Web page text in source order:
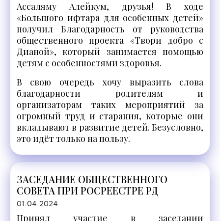
Ассаляму Алейкум, друзья! В ходе
«Большого ифтара для особенных детей»
получил Благодарность от руководства
общественного проекта «Твори добро с
Дианой», который занимается помощью
детям с особенностями здоровья.
В свою очередь хочу выразить слова
благодарности родителям и
организаторам таких мероприятий за
огромный труд и старания, которые они
вкладывают в развитие детей. Безусловно,
это идёт только на пользу.
ЗАСЕДАНИЕ ОБЩЕСТВЕННОГО
СОВЕТА ПРИ РОСРЕЕСТРЕ РД
01.04.2024
Принял участие в заседании